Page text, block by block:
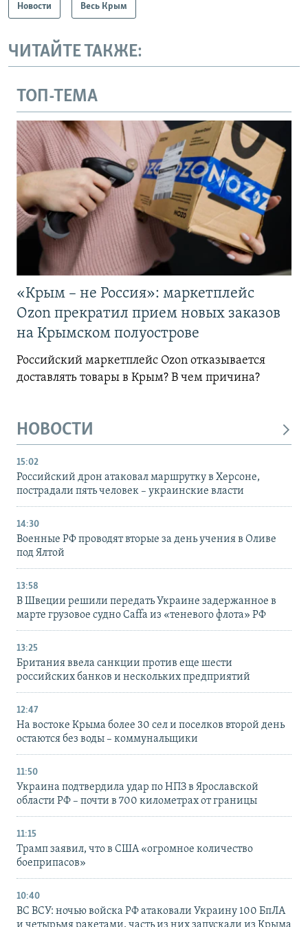
Новости Весь Крым
ЧИТАЙТЕ ТАКЖЕ:
ТОП-ТЕМА
«Крым – не Россия»: маркетплейс
Ozon прекратил прием новых заказов
на Крымском полуострове
Российский маркетплейс Ozon отказывается
доставлять товары в Крым? В чем причина?
НОВОСТИ
15:02
Российский дрон атаковал маршрутку в Херсоне,
пострадали пять человек – украинские власти
14:30
Военные РФ проводят вторые за день учения в Оливе
под Ялтой
13:58
В Швеции решили передать Украине задержанное в
марте грузовое судно Caffa из «теневого флота» РФ
13:25
Британия ввела санкции против еще шести
российских банков и нескольких предприятий
12:47
На востоке Крыма более 30 сел и поселков второй день
остаются без воды – коммунальщики
11:50
Украина подтвердила удар по НПЗ в Ярославской
области РФ – почти в 700 километрах от границы
11:15
Трамп заявил, что в США «огромное количество
боеприпасов»
10:40
ВС ВСУ: ночью войска РФ атаковали Украину 100 БпЛА